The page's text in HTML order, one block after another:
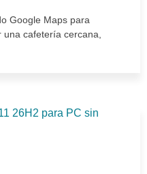
Google Maps para
cafetería cercana,